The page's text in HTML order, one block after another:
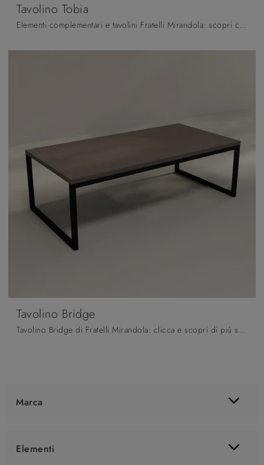
Marca
Elementi
Tavolino Tobia
Elementi complementari e tavolini Fratelli Mirandola: scopri come arricchire i tuoi locali moderni con il modello Tavolino Tobia.
Tavolino Bridge
Tavolino Bridge di Fratelli Mirandola: clicca e scopri di più sui Complementi e tavolini moderni in legno del noto e rinomato brand!